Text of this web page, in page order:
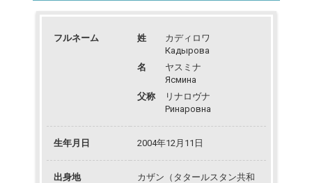
フルネーム 姓
カディロワ
Кадырова
名
ヤスミナ
Ясмина
父称
リナロヴナ
Ринаровна
生年月日 2004年12月11日
出身地
カザン（タタールスタン共和